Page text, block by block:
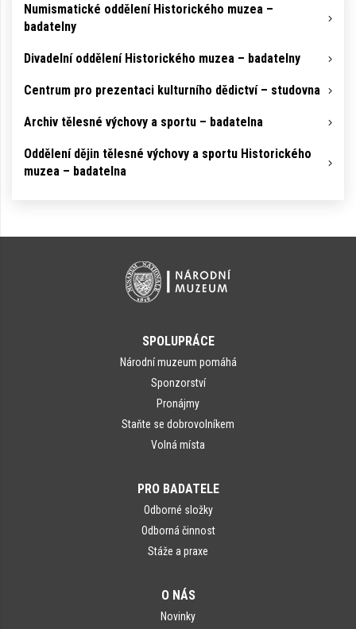
Numismatické oddělení Historického muzea –
badatelny
Divadelní oddělení Historického muzea – badatelny
Centrum pro prezentaci kulturního dědictví – studovna
Archiv tělesné výchovy a sportu – badatelna
Oddělení dějin tělesné výchovy a sportu Historického
muzea – badatelna
SPOLUPRÁCE
Národní muzeum pomáhá
Sponzorství
Pronájmy
Staňte se dobrovolníkem
Volná místa
PRO BADATELE
Odborné složky
Odborná činnost
Stáže a praxe
O NÁS
Novinky